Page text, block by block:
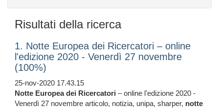
Risultati della ricerca
1. Notte Europea dei Ricercatori – online
l'edizione 2020 - Venerdì 27 novembre
(100%)
25-nov-2020 17.43.15
Notte Europea dei Ricercatori – online l'edizione 2020 -
Venerdì 27 novembre articolo, notizia, unipa, sharper, notte